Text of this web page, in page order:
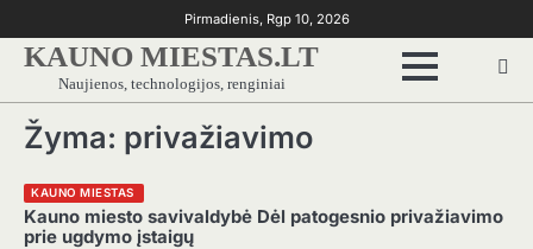
to
content
Pirmadienis, Rgp 10, 2026
KAUNO MIESTAS.LT
Naujienos, technologijos, renginiai
Žyma: privažiavimo
KAUNO MIESTAS
Kauno miesto savivaldybė Dėl patogesnio privažiavimo
prie ugdymo įstaigų